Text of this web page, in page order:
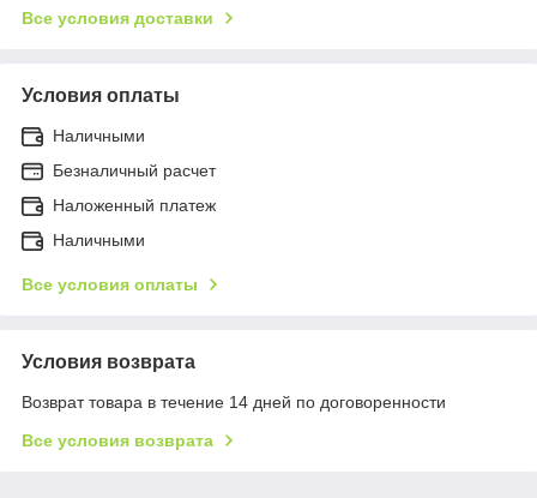
Все условия доставки
Условия оплаты
Наличными
Безналичный расчет
Наложенный платеж
Наличными
Все условия оплаты
Условия возврата
Возврат товара в течение 14 дней по договоренности
Все условия возврата